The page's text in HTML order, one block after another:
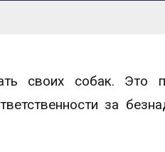
своих собак. Это
за